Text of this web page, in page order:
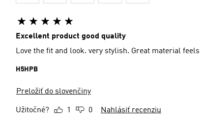
Excellent product good quality
Love the fit and look. very stylish. Great material
H5HPB
Preložiť do slovenčiny
Užitočné? 1 0 Nahlásiť recenziu